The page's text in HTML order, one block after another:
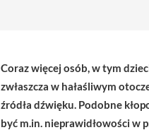
Coraz więcej osób, w tym
zwłaszcza w hałaśliwym
źródła dźwięku. Podobne
być m.in. nieprawidłowości w